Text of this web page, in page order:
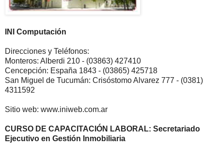
INI Computación
Direcciones y Teléfonos:
Monteros: Alberdi 210 - (03863) 427410
Cencepción: España 1843 - (03865) 425718
San Miguel de Tucumán: Crisóstomo Alvarez 777 - (0381)
4311592
Sitio web: www.iniweb.com.ar
CURSO DE CAPACITACIÓN LABORAL: Secretariado
Ejecutivo en Gestión Inmobiliaria